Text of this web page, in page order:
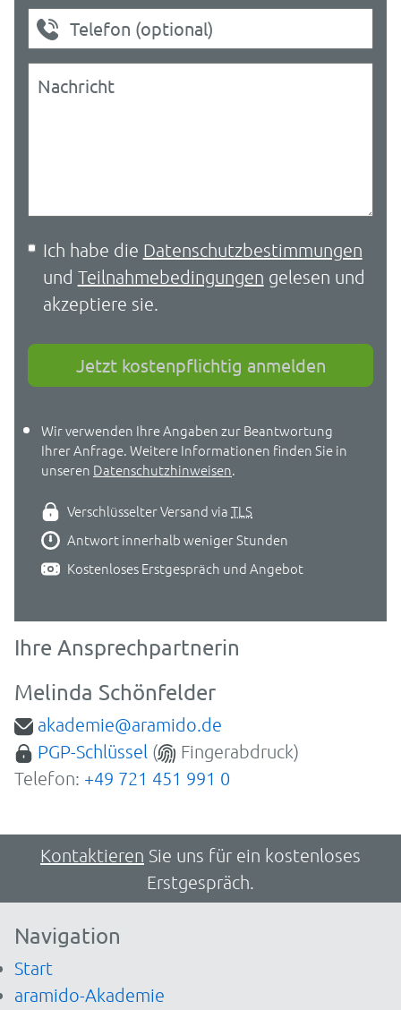
Ich habe die Datenschutzbestimmungen
und Teilnahmebedingungen gelesen und
akzeptiere sie.
Jetzt kostenpflichtig anmelden
Wir verwenden Ihre Angaben zur Beantwortung
Ihrer Anfrage. Weitere Informationen finden Sie in
unseren Datenschutzhinweisen.
Verschlüsselter Versand viaTLS
Antwort innerhalb weniger Stunden
Kostenloses Erstgespräch und Angebot
Ihre Ansprechpartnerin
Melinda Schönfelder
akademie@aramido.de
PGP-Schlüssel (
Fingerabdruck)
Telefon: +49 721 451 991 0
Kontaktieren Sie uns für ein kostenloses
Erstgespräch.
Navigation
Start
aramido-Akademie